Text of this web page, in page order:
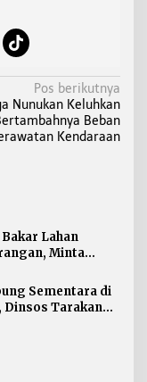
Pos berikutnya
Nunukan Keluhkan
Beban
Kendaraan
Lahan
Minta
Sementara di
Dinsos Tarakan